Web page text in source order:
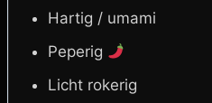
Hartig / umami
Peperig
Licht rokerig